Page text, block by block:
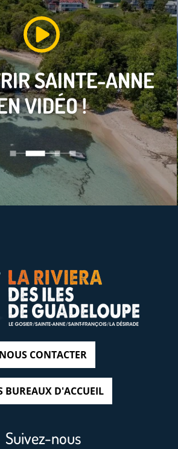
SAINTE-ANNE
VIDÉO !
NOUS CONTACTER
BUREAUX D'ACCUEIL
Suivez-nous